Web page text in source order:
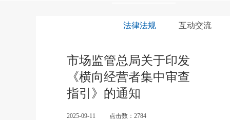
法律法规 互动交流
市场监管总局关于印发
《横向经营者集中审查
指引》的通知
2025-09-11 点击数：2784